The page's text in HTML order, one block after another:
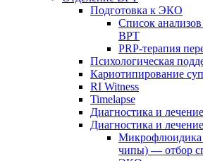
Подготовка к ЭКО
Список
ВРТ
PRP-терапия
Психологическая
Кариотипирование
RI Witness
Timelapse
Диагностика и
Диагностика и
Микрофлюидика
чипы) — отбор